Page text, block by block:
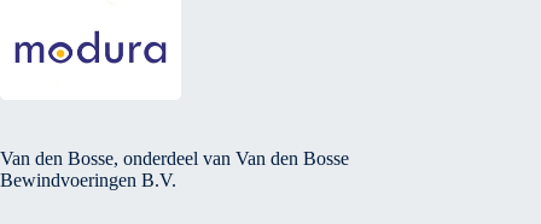
Van den Bosse, onderdeel van Van den Bosse
Bewindvoeringen B.V.